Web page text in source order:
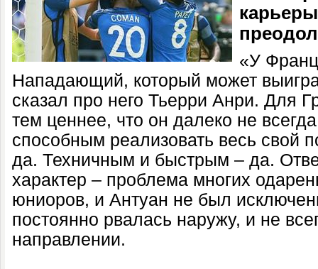
«У
Нападающий, который может
сказал про него Тьерри Анри. Для
тем ценнее, что он далеко не
способным реализовать весь свой
да. Техничным и быстрым – да.
характер – проблема многих
юниоров, и Антуан не был
постоянно рвалась наружу, и не
направлении.